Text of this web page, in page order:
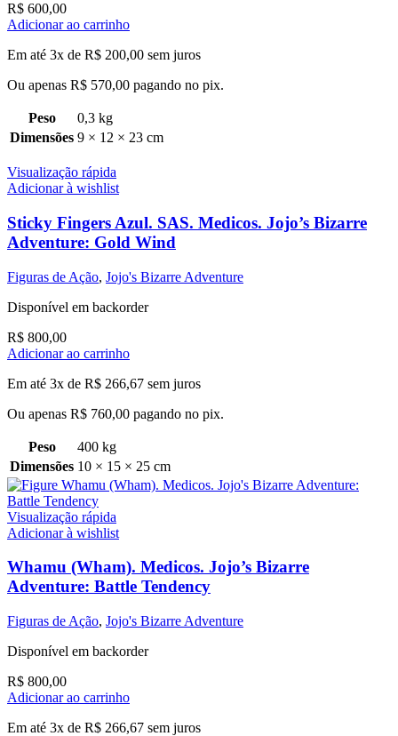
R$ 600,00
Adicionar ao carrinho
Em até 3x de R$ 200,00 sem juros
Ou apenas R$ 570,00 pagando no pix.
Peso
0,3 kg
Dimensões 9 × 12 × 23 cm
Visualização rápida
Adicionar à wishlist
Sticky Fingers Azul. SAS. Medicos. Jojo’s Bizarre
Adventure: Gold Wind
Figuras de Ação, Jojo's Bizarre Adventure
Disponível em backorder
R$ 800,00
Adicionar ao carrinho
Em até 3x de R$ 266,67 sem juros
Ou apenas R$ 760,00 pagando no pix.
Peso
400 kg
Dimensões 10 × 15 × 25 cm
Visualização rápida
Adicionar à wishlist
Whamu (Wham). Medicos. Jojo’s Bizarre
Adventure: Battle Tendency
Figuras de Ação, Jojo's Bizarre Adventure
Disponível em backorder
R$ 800,00
Adicionar ao carrinho
Em até 3x de R$ 266,67 sem juros